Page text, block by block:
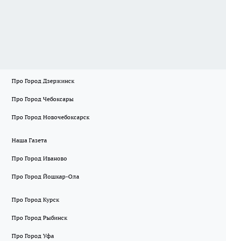
Про Город Дзержинск
Про Город Чебоксары
Про Город Новочебоксарск
Наша Газета
Про Город Иваново
Про Город Йошкар-Ола
Про Город Курск
Про Город Рыбинск
Про Город Уфа